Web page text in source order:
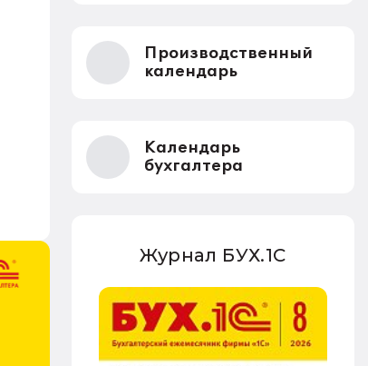
инициировать увольнение сотрудника
с выплатой всех положенных ему
компенсаций при таком виде
увольнения (не по собственному
Производственный
календарь
Календарь
бухгалтера
Журнал БУХ.1С